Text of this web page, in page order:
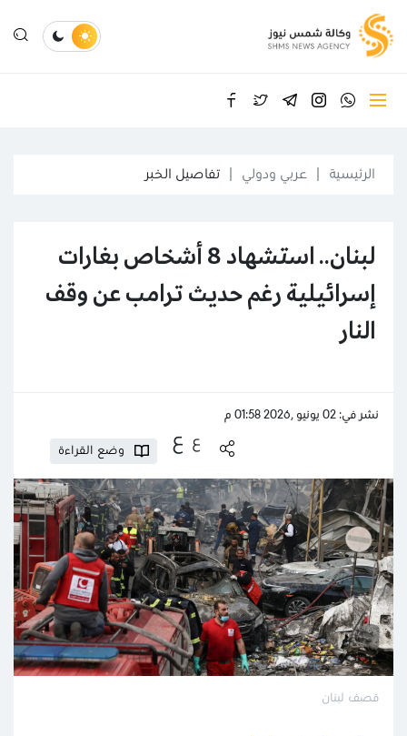
الرئيسية عربي ودولي تفاصيل الخبر
لبنان.. استشهاد 8 أشخاص بغارات
إسرائيلية رغم حديث ترامب عن وقف
النار
نشر في: 02 يونيو ,2026 01:58 م
ع ع
وضع القراءة
قصف لبنان